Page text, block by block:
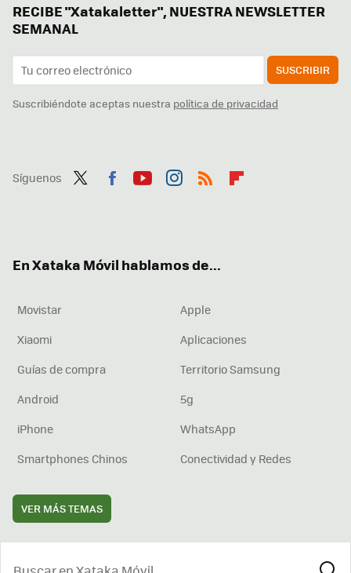
RECIBE "Xatakaletter", NUESTRA NEWSLETTER
SEMANAL
SUSCRIBIR
Suscribiéndote aceptas nuestra política de privacidad
Síguenos
En Xataka Móvil hablamos de...
Movistar
Apple
Xiaomi
Aplicaciones
Guías de compra
Territorio Samsung
Android
5g
iPhone
WhatsApp
Smartphones Chinos
Conectividad y Redes
VER MÁS TEMAS